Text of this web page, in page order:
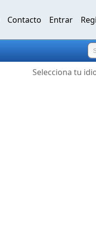
Contacto Entrar
Selecciona tu